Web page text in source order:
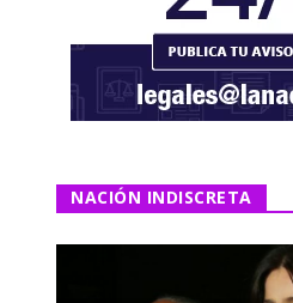
NACIÓN INDISCRETA